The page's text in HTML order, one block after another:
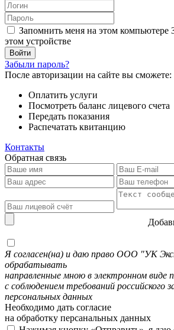
Запомнить меня на этом компьютере
этом устройстве
Забыли пароль?
После авторизации на сайте вы сможете:
Оплатить услуги
Посмотреть баланс лицевого счета
Передать показания
Распечатать квитанцию
Контакты
Обратная связь
Я согласен(на) и даю право ООО "УК
обрабатывать
направленные мною в электронном виде
с соблюдением требований российского
персональных данных
Необходимо дать согласие
на обработку персанальных данных